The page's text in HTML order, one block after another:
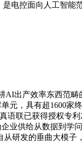
电控面向人工智
AI出产效率东西范
元，具有超1600家
联已获得授权专利
业供给从数据到学
研发的垂曲大模子，